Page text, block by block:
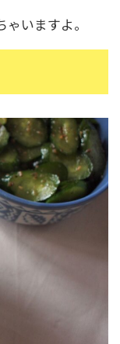
いますよ。